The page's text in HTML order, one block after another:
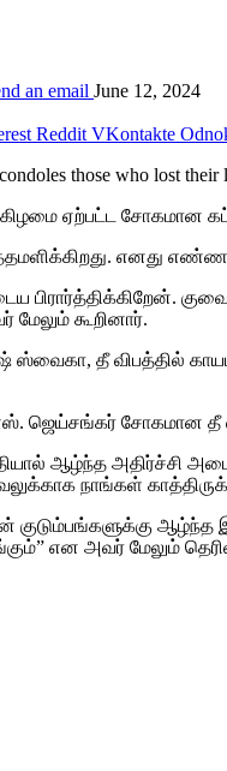
an email June 12, 2024
Reddit VKontakte
ஏற்பட்ட சோகமான
எனது
பிரார்த்திக்கிறேன்.
கூறினார்.
தீ விபத்தில்
சோகமான தீ
ஆழ்ந்த அதிர்ச்சி
நாங்கள்
குடும்பங்களுக்கு
என அவர் மேலும்